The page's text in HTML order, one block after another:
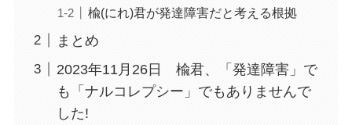
楡(にれ)君が発達障害だと考える根拠
まとめ
2023年11月26日 楡君、「発達障害」で
も「ナルコレプシー」でもありませんで
した!